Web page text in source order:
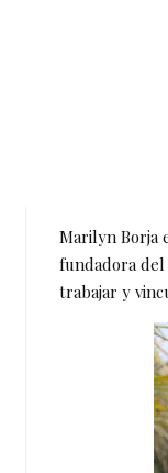
Marilyn Borja
fundadora del
trabajar y